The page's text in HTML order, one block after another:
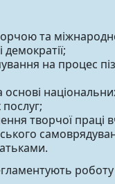
та
на процес
творчої праці
роботу